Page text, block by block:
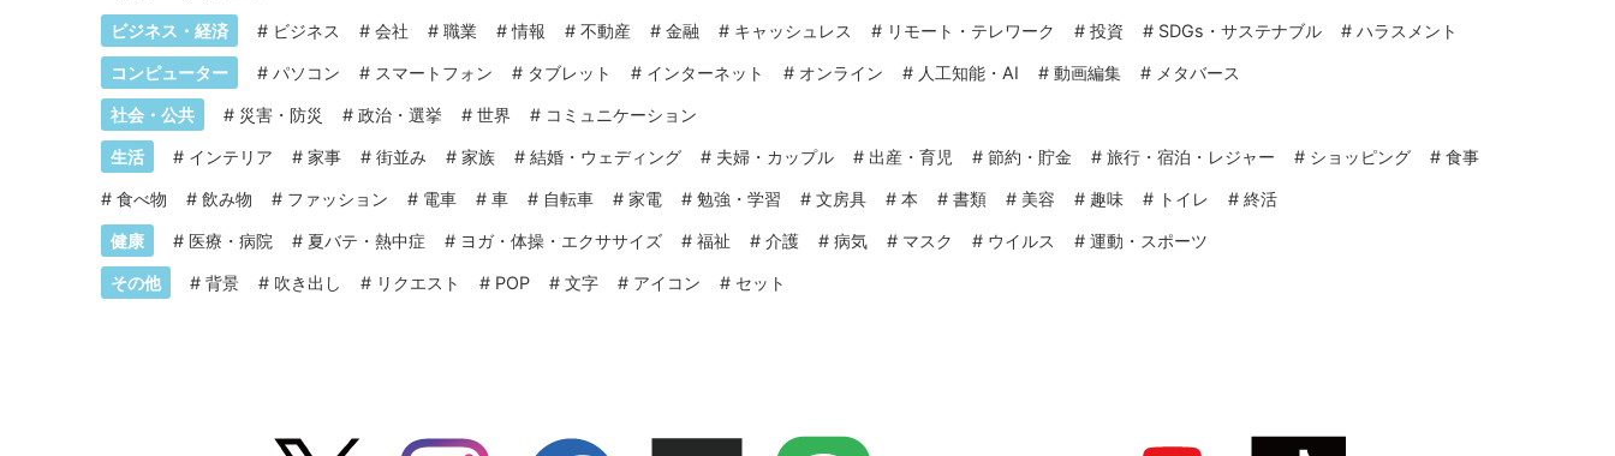
ビジネス・経済 # ビジネス # 会社 # 職業 #情報 # 不動産 # 金融 # キャッシュレス # リモート・テレワーク # 投資 # SDGs・サステナブル # ハラスメント
コンピューター # パソコン # スマートフォン # タブレット # インターネット # オンライン # 人工知能・AI # 動画編集 # メタバース
社会・公共 # 災害・防災 # 政治・選挙 # 世界 # コミュニケーション
生活 # インテリア # 家事 # 街並み # 家族 # 結婚・ウェディング # 夫婦・カップル # 出産・育児 # 節約・貯金 # 旅行・宿泊・レジャー # ショッピング # 食事
# 食べ物 # 飲み物 # ファッション # 電車 # 車 # 自転車 # 家電 # 勉強・学習 # 文房具 # 本 # 書類 # 美容 # 趣味 # トイレ # 終活
健康 # 医療・病院 # 夏バテ・熱中症 # ヨガ・体操・エクササイズ # 福祉 # 介護 # 病気 # マスク # ウイルス # 運動・スポーツ
その他 # 背景 # 吹き出し # リクエスト # POP # 文字 # アイコン # セット